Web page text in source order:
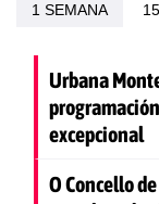
1 SEMANA
Urbana
excepcional
O Concello